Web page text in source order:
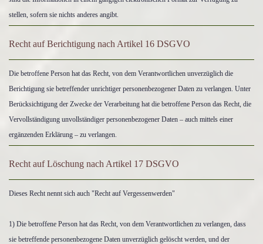
stellen, sofern sie nichts anderes angibt.
Recht auf Berichtigung nach Artikel 16 DSGVO
Die betroffene Person hat das Recht, von dem Verantwortlichen unverzüglich die
Berichtigung sie betreffender unrichtiger personenbezogener Daten zu verlangen. Unter
Berücksichtigung der Zwecke der Verarbeitung hat die betroffene Person das Recht, die
Vervollständigung unvollständiger personenbezogener Daten – auch mittels einer
ergänzenden Erklärung – zu verlangen.
Recht auf Löschung nach Artikel 17 DSGVO
Dieses Recht nennt sich auch "Recht auf Vergessenwerden"
1) Die betroffene Person hat das Recht, von dem Verantwortlichen zu verlangen, dass
sie betreffende personenbezogene Daten unverzüglich gelöscht werden, und der